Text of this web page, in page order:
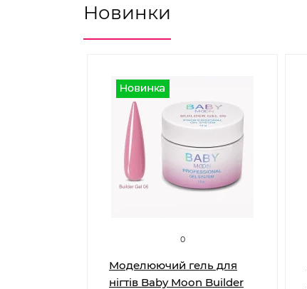
Новинки
0
Моделюючий гель для
нігтів Baby Moon Builder